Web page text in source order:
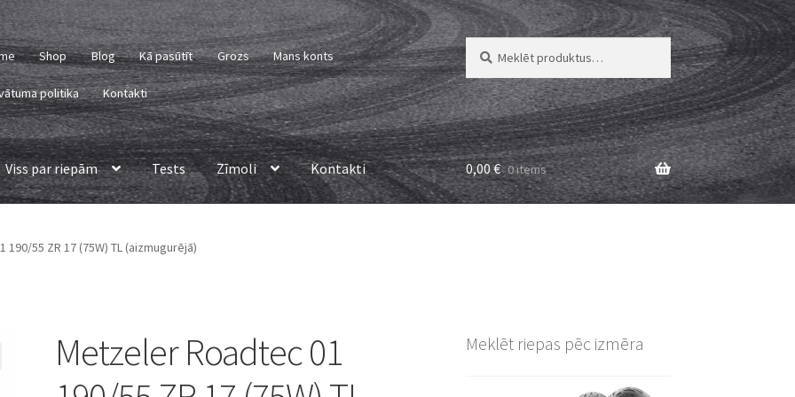
Shop Blog Kā pasūtīt Grozs Mans konts
politika Kontakti
Meklēt:
Meklēt
Viss par riepām Tests Zīmoli Kontakti 0,00€ 0 items
55 ZR 17 (75W) TL (aizmugurējā)
Metzeler Roadtec 01
Meklēt riepas pēc izmēra